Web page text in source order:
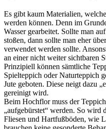
Es gibt kaum Materialien,
werden können. Denn im
Wasser gearbeitet. Sollte man
stoßen, dann sollte man eher
verwendet werden sollte.
an einer nicht weiter sichtbaren
Prinzipiell können sämtliche
Spielteppich oder Naturteppich
Jute geboten. Diese neigt dazu
gereinigt wird.
Beim Hochflor muss der
„aufgebürstet“ werden. So wird
Fliesen und Hartfußböden, wie